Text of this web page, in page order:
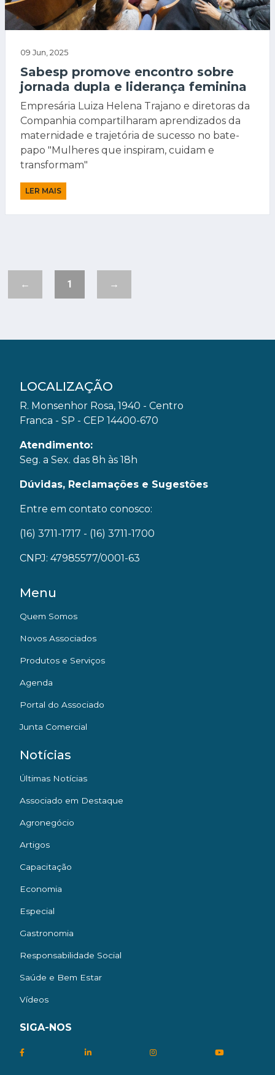
09 Jun, 2025
Sabesp promove encontro sobre
jornada dupla e liderança feminina
Empresária Luiza Helena Trajano e diretoras da
Companhia compartilharam aprendizados da
maternidade e trajetória de sucesso no bate-
papo "Mulheres que inspiram, cuidam e
transformam"
LER MAIS
← 1 →
LOCALIZAÇÃO
R. Monsenhor Rosa, 1940 - Centro
Franca - SP - CEP 14400-670
Atendimento:
Seg. a Sex. das 8h às 18h
Dúvidas, Reclamações e Sugestões
Entre em contato conosco:
(16) 3711-1717 - (16) 3711-1700
CNPJ: 47985577/0001-63
Menu
Quem Somos
Novos Associados
Produtos e Serviços
Agenda
Portal do Associado
Junta Comercial
Notícias
Últimas Notícias
Associado em Destaque
Agronegócio
Artigos
Capacitação
Economia
Especial
Gastronomia
Responsabilidade Social
Saúde e Bem Estar
Vídeos
SIGA-NOS